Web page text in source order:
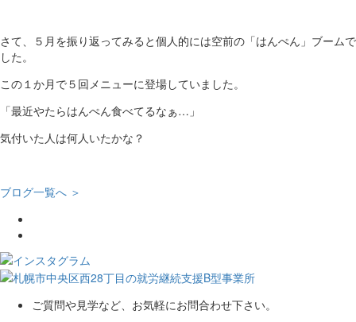
さて、５月を振り返ってみると個人的には空前の「はんぺん」ブームで
した。
この１か月で５回メニューに登場していました。
「最近やたらはんぺん食べてるなぁ…」
気付いた人は何人いたかな？
ブログ一覧へ ＞
ご質問や見学など、お気軽にお問合わせ下さい。